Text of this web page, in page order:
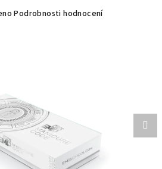
Podrobnosti hodnocení